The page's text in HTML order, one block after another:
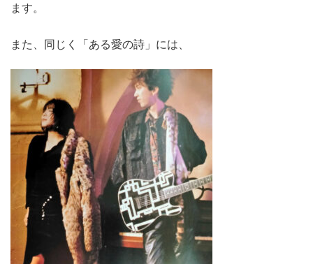
ます。
また、同じく「ある愛の詩」には、